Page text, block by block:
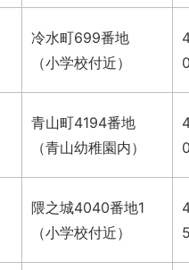
冷水町699番地
（小学校付近）
0
青山町4194番地
（青山幼稚園内）
0
隈之城4040番地1
（小学校付近）
5